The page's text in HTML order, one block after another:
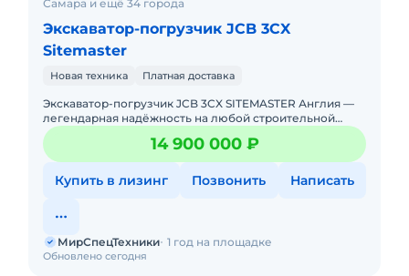
Самара и ещё 34 города
Экскаватор-погрузчик JCB 3CX
Sitemaster
Новая техника Платная доставка
Экскаватор-погрузчик JCB 3CX SITEMASTER Англия —
легендарная надёжность на любой строительной
площадке! Новый. Можно в лизинг. Цена С
НДС.Полная документа14 900 000 ₽
Купить в лизинг Позвонить Написать
Обновлено сегодня
МирСпецТехники 1 год на площадке